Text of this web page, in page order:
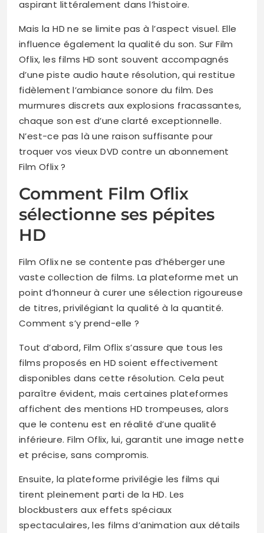
aspirant littéralement dans l’histoire.
Mais la HD ne se limite pas à l’aspect visuel. Elle
influence également la qualité du son. Sur Film
Oflix, les films HD sont souvent accompagnés
d’une piste audio haute résolution, qui restitue
fidèlement l’ambiance sonore du film. Des
murmures discrets aux explosions fracassantes,
chaque son est d’une clarté exceptionnelle.
N’est-ce pas là une raison suffisante pour
troquer vos vieux DVD contre un abonnement
Film Oflix ?
Comment Film Oflix
sélectionne ses pépites
HD
Film Oflix ne se contente pas d’héberger une
vaste collection de films. La plateforme met un
point d’honneur à curer une sélection rigoureuse
de titres, privilégiant la qualité à la quantité.
Comment s’y prend-elle ?
Tout d’abord, Film Oflix s’assure que tous les
films proposés en HD soient effectivement
disponibles dans cette résolution. Cela peut
paraître évident, mais certaines plateformes
affichent des mentions HD trompeuses, alors
que le contenu est en réalité d’une qualité
inférieure. Film Oflix, lui, garantit une image nette
et précise, sans compromis.
Ensuite, la plateforme privilégie les films qui
tirent pleinement parti de la HD. Les
blockbusters aux effets spéciaux
spectaculaires, les films d’animation aux détails